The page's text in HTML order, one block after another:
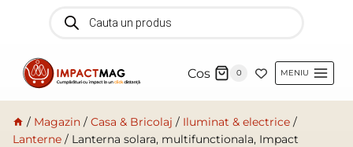
Products
search
Cos 0 MENIU
/ Magazin / Casa & Bricolaj / Iluminat & electrice /
Lanterne / Lanterna solara, multifunctionala, Impact